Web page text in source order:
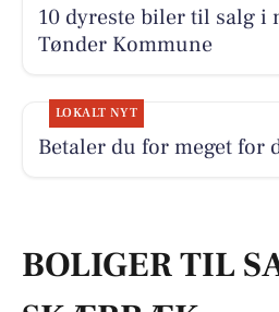
10 dyreste biler til salg i
Tønder Kommune
LOKALT NYT
Betaler du for meget for
BOLIGER TIL